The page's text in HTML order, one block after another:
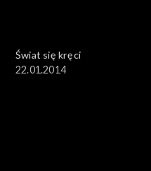
Świat się kręci
22.01.2014